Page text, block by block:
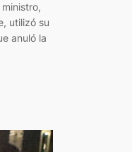
utilizó su
anuló la